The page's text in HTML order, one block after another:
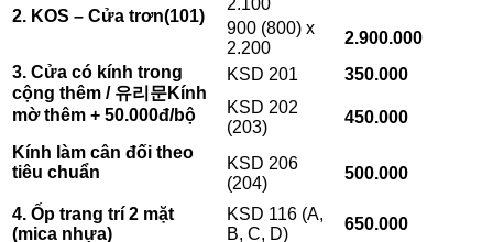
2. KOS – Cửa trơn(101)
2.100
900 (800) x
2.200
2.900.000
3. Cửa có kính trong
cộng thêm / 유리문Kính
mờ thêm + 50.000đ/bộ
Kính làm cân đối theo
tiêu chuẩn
KSD 201
350.000
KSD 202
(203)
450.000
KSD 206
(204)
500.000
4. Ốp trang trí 2 mặt
(mica nhựa)
KSD 116 (A,
B, C, D)
650.000